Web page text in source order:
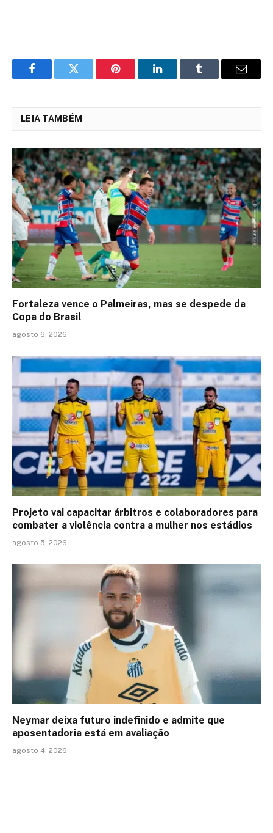
FacebookTwitter Pinterest LinkedInTumblr Email
LEIA TAMBÉM
Fortaleza vence o Palmeiras, mas se despede da
Copa do Brasil
agosto 6, 2026
Projeto vai capacitar árbitros e colaboradores para
combater a violência contra a mulher nos estádios
agosto 5, 2026
Neymar deixa futuro indefinido e admite que
aposentadoria está em avaliação
agosto 4, 2026